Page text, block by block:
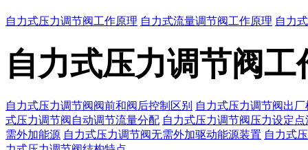
自力式压力调节阀工作原理 自力式流量调节阀工作原理 自力
自力式压力调节阀工
自力式压力调节阀阀前和阀后控制区别 自力式压力调节阀出
式压力调节阀自动调节流量分配 自力式压力调节阀压力设定点
需外加能源 自力式压力调节阀无需外加驱动能源装置 自力式